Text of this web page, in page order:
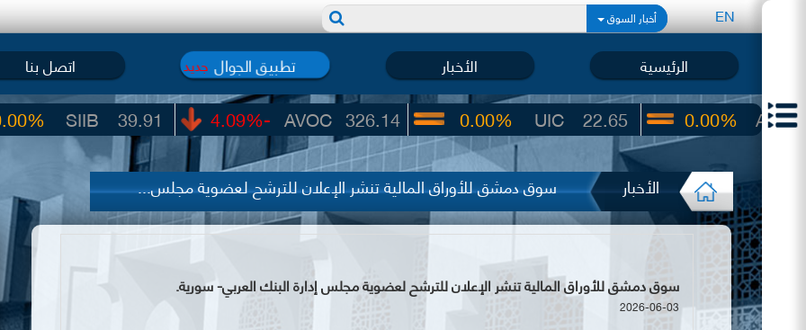
EN أخبار السوق
الرئيسية الأخبار تطبيق الجوال جديد اتصل بنا
39.91 326.14
AVOC
-4.09% 22.65
UIC
0.00% 64.00
ARBS
0.00%
الأخبار سوق دمشق للأوراق المالية تنشر الإعلان للترشح لعضوية مجلس...
سوق دمشق للأوراق المالية تنشر الإعلان للترشح لعضوية مجلس إدارة البنك العربي- سورية.
2026-06-03